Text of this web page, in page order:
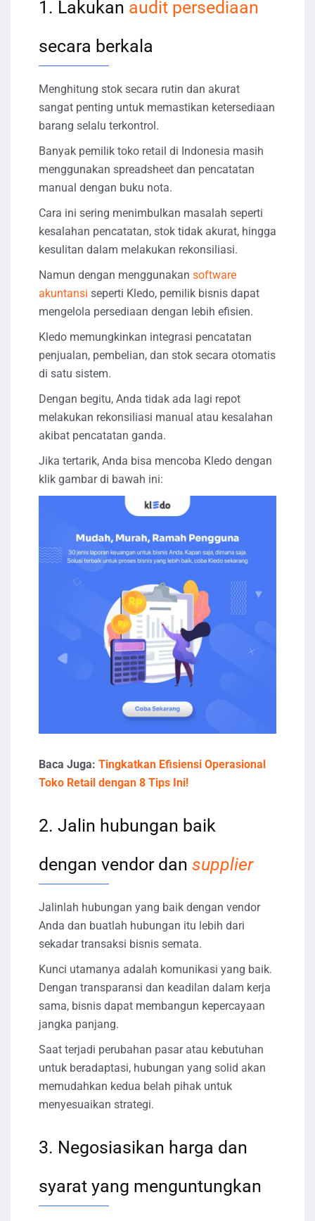
1. Lakukan audit persediaan
secara berkala
Menghitung stok secara rutin dan akurat
sangat penting untuk memastikan ketersediaan
barang selalu terkontrol.
Banyak pemilik toko retail di Indonesia masih
menggunakan spreadsheet dan pencatatan
manual dengan buku nota.
Cara ini sering menimbulkan masalah seperti
kesalahan pencatatan, stok tidak akurat, hingga
kesulitan dalam melakukan rekonsiliasi.
Namun dengan menggunakan software
akuntansi seperti Kledo, pemilik bisnis dapat
mengelola persediaan dengan lebih efisien.
Kledo memungkinkan integrasi pencatatan
penjualan, pembelian, dan stok secara otomatis
di satu sistem.
Dengan begitu, Anda tidak ada lagi repot
melakukan rekonsiliasi manual atau kesalahan
akibat pencatatan ganda.
Jika tertarik, Anda bisa mencoba Kledo dengan
klik gambar di bawah ini:
Baca Juga: Tingkatkan Efisiensi Operasional
Toko Retail dengan 8 Tips Ini!
2. Jalin hubungan baik
dengan vendor dan supplier
Jalinlah hubungan yang baik dengan vendor
Anda dan buatlah hubungan itu lebih dari
sekadar transaksi bisnis semata.
Kunci utamanya adalah komunikasi yang baik.
Dengan transparansi dan keadilan dalam kerja
sama, bisnis dapat membangun kepercayaan
jangka panjang.
Saat terjadi perubahan pasar atau kebutuhan
untuk beradaptasi, hubungan yang solid akan
memudahkan kedua belah pihak untuk
menyesuaikan strategi.
3. Negosiasikan harga dan
syarat yang menguntungkan